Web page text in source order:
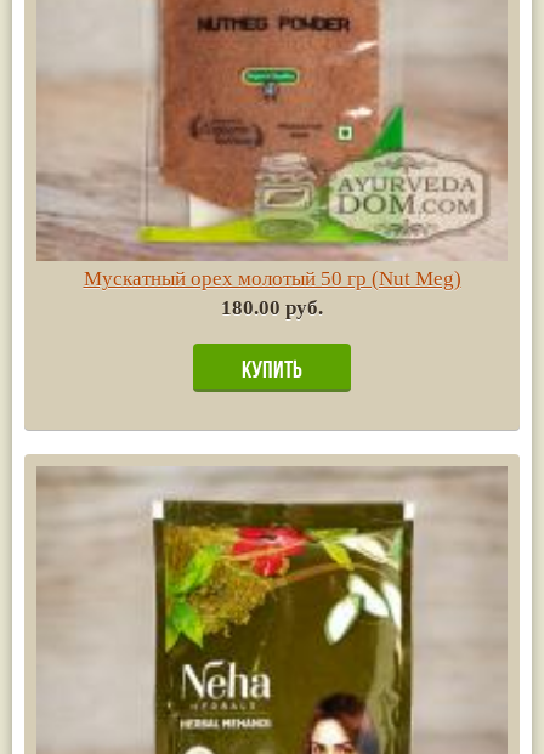
Мускатный орех молотый 50 гр (Nut Meg)
180.00 руб.